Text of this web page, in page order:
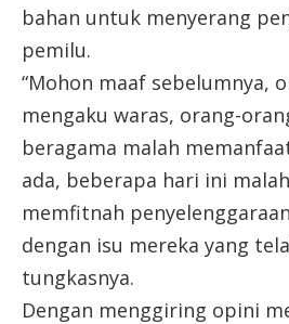
bahan untuk menyerang
pemilu.
“Mohon maaf sebelumnya,
mengaku waras, orang-
beragama malah
ada, beberapa hari ini
memfitnah
dengan isu mereka yang
tungkasnya.
Dengan menggiring opini